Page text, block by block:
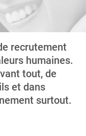
recrutement
humaines.
tout, de
et dans
surtout.